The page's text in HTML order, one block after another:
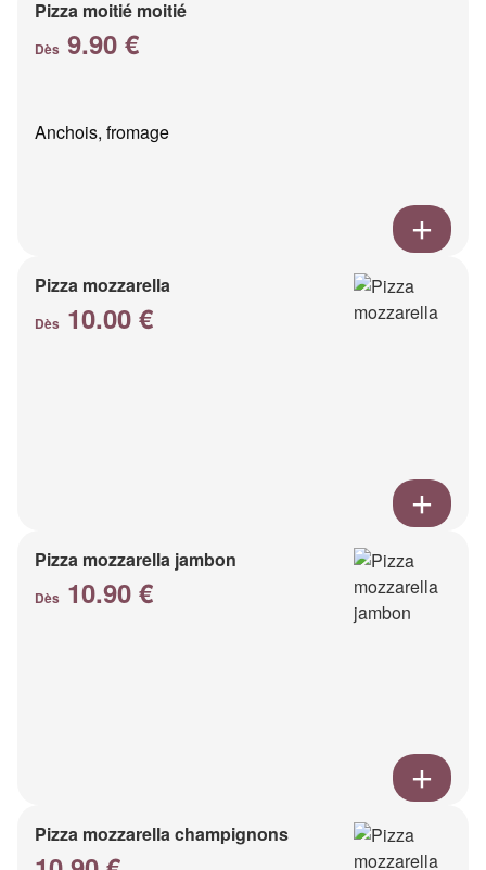
Pizza moitié moitié
Dès 9.90 €
Anchois, fromage
Pizza mozzarella
Dès 10.00 €
Pizza mozzarella jambon
Dès 10.90 €
Pizza mozzarella champignons